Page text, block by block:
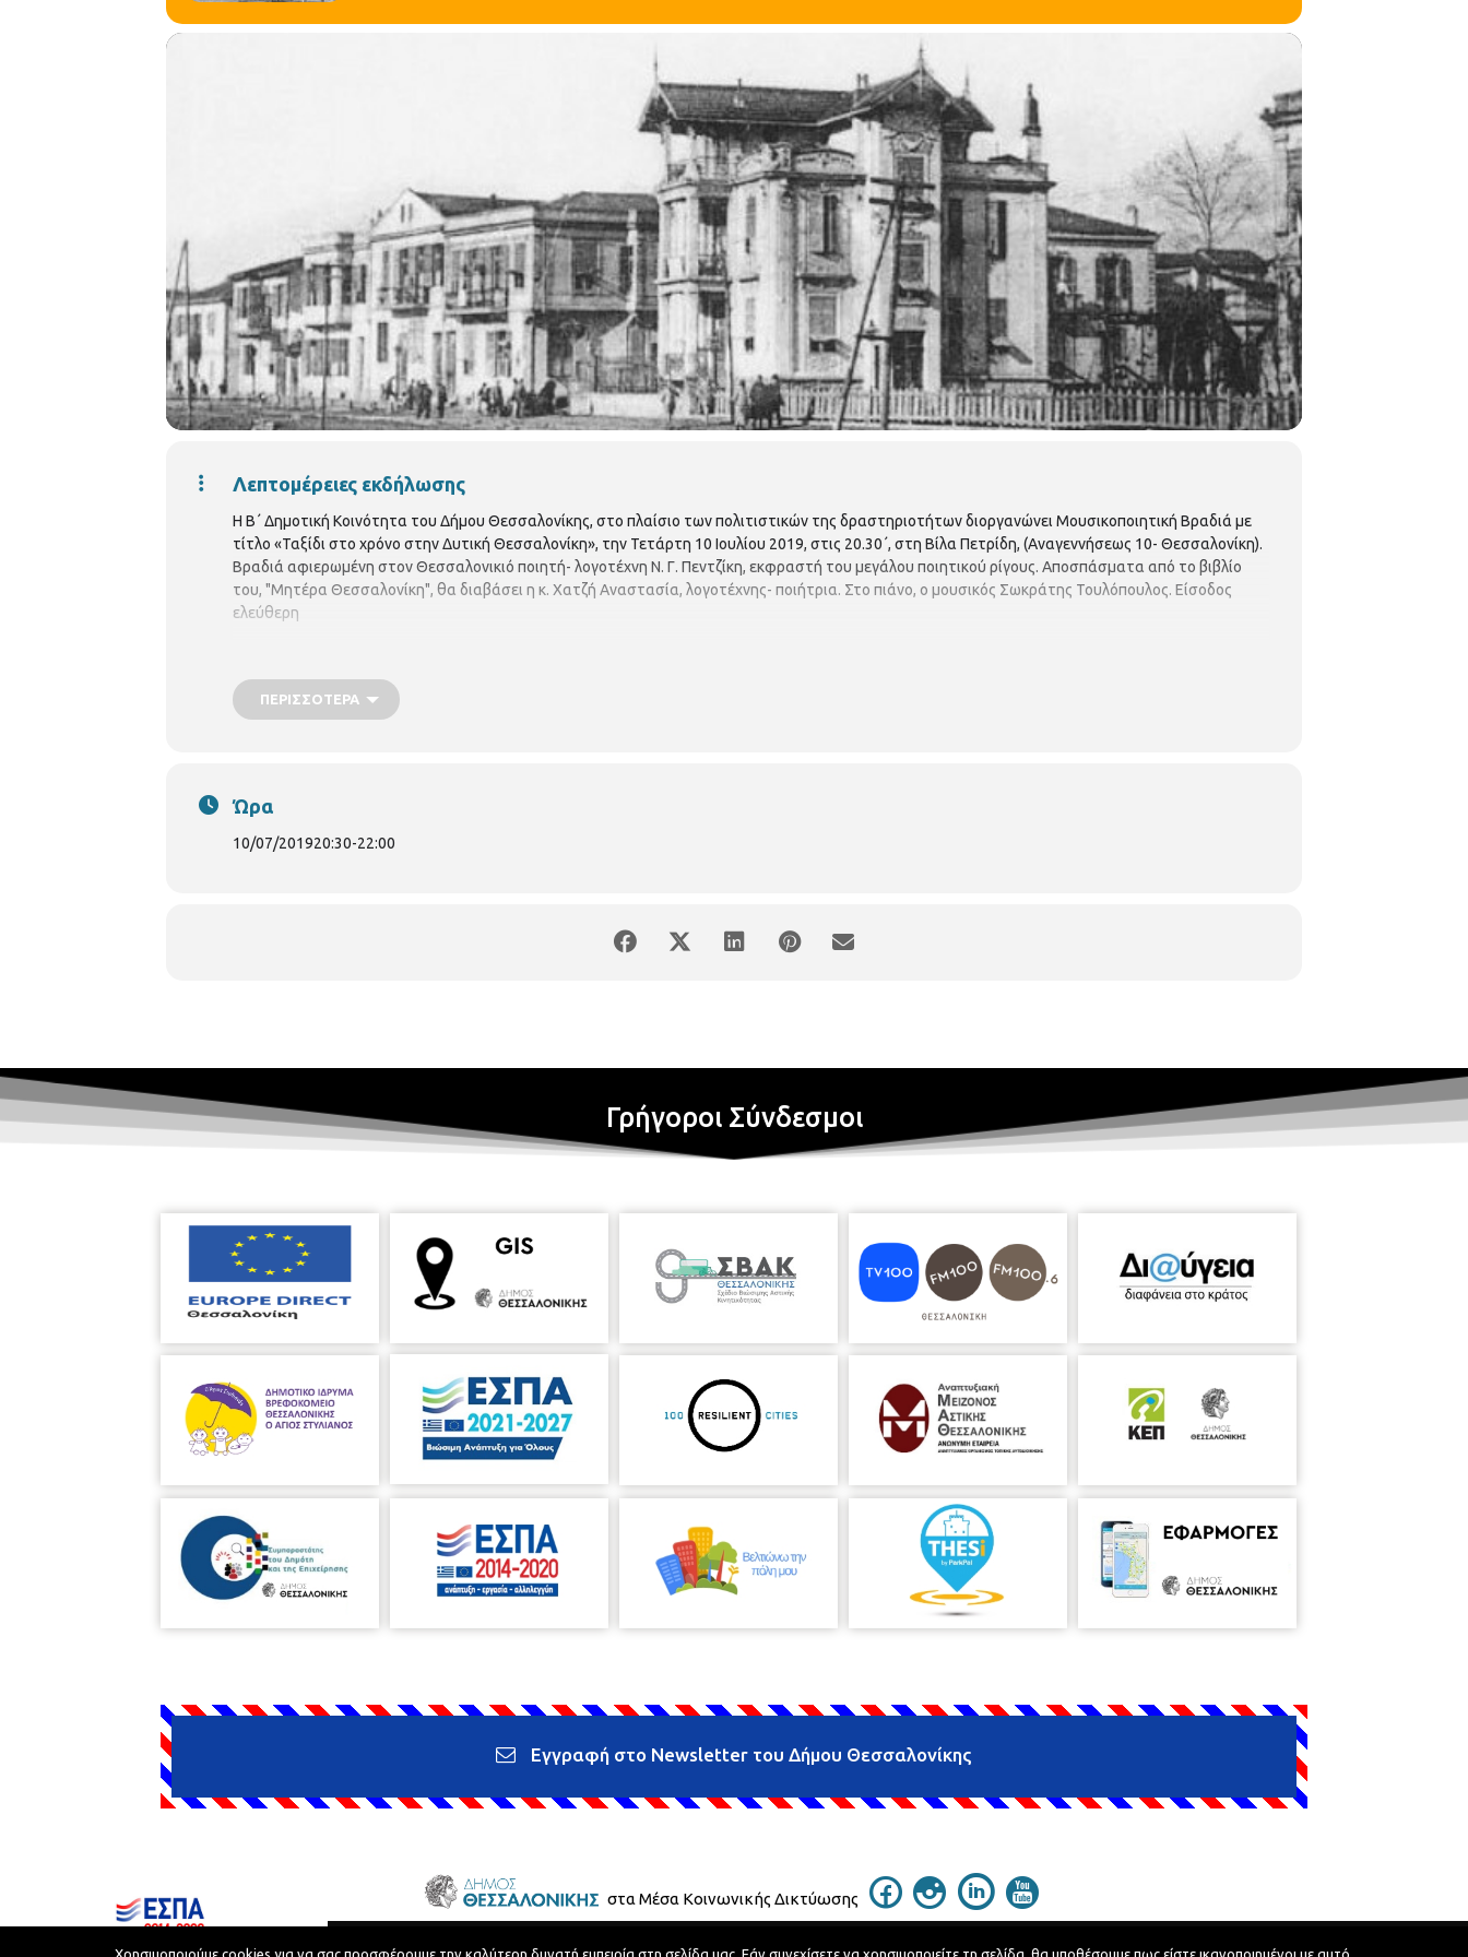
Λεπτομέρειες εκδήλωσης
Η Β΄ Δημοτική Κοινότητα του Δήμου Θεσσαλονίκης, στο πλαίσιο των πολιτιστικών της δραστηριοτήτων διοργανώνει Μουσικοποιητική Βραδιά με
τίτλο «Ταξίδι στο χρόνο στην Δυτική Θεσσαλονίκη», την Τετάρτη 10 Ιουλίου 2019, στις 20.30΄, στη Βίλα Πετρίδη, (Αναγεννήσεως 10- Θεσσαλονίκη).
Βραδιά αφιερωμένη στον Θεσσαλονικιό ποιητή- λογοτέχνη Ν. Γ. Πεντζίκη, εκφραστή του μεγάλου ποιητικού ρίγους. Αποσπάσματα από το βιβλίο
του, "Μητέρα Θεσσαλονίκη", θα διαβάσει η κ. Χατζή Αναστασία, λογοτέχνης- ποιήτρια. Στο πιάνο, ο μουσικός Σωκράτης Τουλόπουλος. Είσοδος
ελεύθερη
ΠΕΡΙΣΣΌΤΕΡΑ
Ώρα
10/07/201920:30-22:00
Γρήγοροι Σύνδεσμοι
Εγγραφή στο Newsletter του Δήμου Θεσσαλονίκης
στα Μέσα Κοινωνικής Δικτύωσης
Χρησιμοποιούμε cookies για να σας προσφέρουμε την καλύτερη δυνατή εμπειρία στη σελίδα μας. Εάν συνεχίσετε να χρησιμοποιείτε τη σελίδα, θα υποθέσουμε πως είστε ικανοποιημένοι με αυτό.